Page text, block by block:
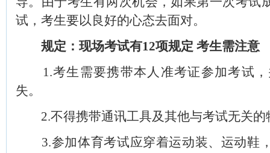
试，考生要以良好的心态去面对。
规定：现场考试有12项规定 考生需注意
1.考生需要携带本人准考证参加考试，
失。
2.不得携带通讯工具及其他与考试无关的
3.参加体育考试应穿着运动装、运动鞋